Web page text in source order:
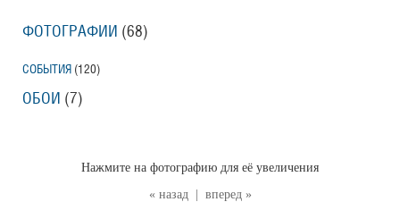
« назад вперед »
Нажмите на фотографию для её увеличения
ФОТОГРАФИИ (68)
СОБЫТИЯ (120)
ОБОИ (7)